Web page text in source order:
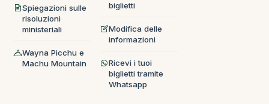
Spiegazioni sulle
risoluzioni
ministeriali
Wayna Picchu e
Machu Mountain
biglietti
Modifica delle
informazioni
Ricevi i tuoi
biglietti tramite
Whatsapp